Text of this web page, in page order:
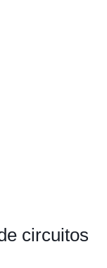
circuitos